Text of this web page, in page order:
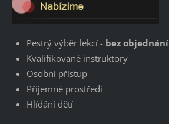
Pestrý výběr lekcí - bez objednání
Kvalifikované instruktory
Osobní přístup
Příjemné prostředí
Hlídání dětí